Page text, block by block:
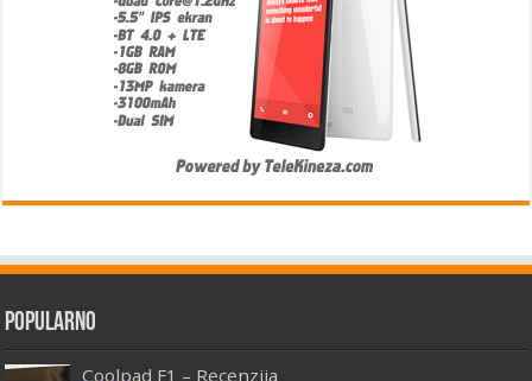
Popularno
Coolpad F1 – Recenzija